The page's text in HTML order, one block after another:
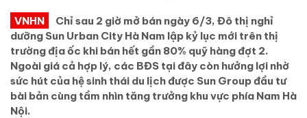
VNHN
Chỉ sau 2 giờ mở bán ngày 6/3, Đô thị nghỉ
dưỡng Sun Urban City Hà Nam lập kỷ lục mới trên thị
trường địa ốc khi bán hết gần 80% quỹ hàng đợt 2.
Ngoài giá cả hợp lý, các BĐS tại đây còn hưởng lợi nhờ
sức hút của hệ sinh thái du lịch được Sun Group đầu tư
bài bản cùng tầm nhìn tăng trưởng khu vực phía Nam Hà
Nội.